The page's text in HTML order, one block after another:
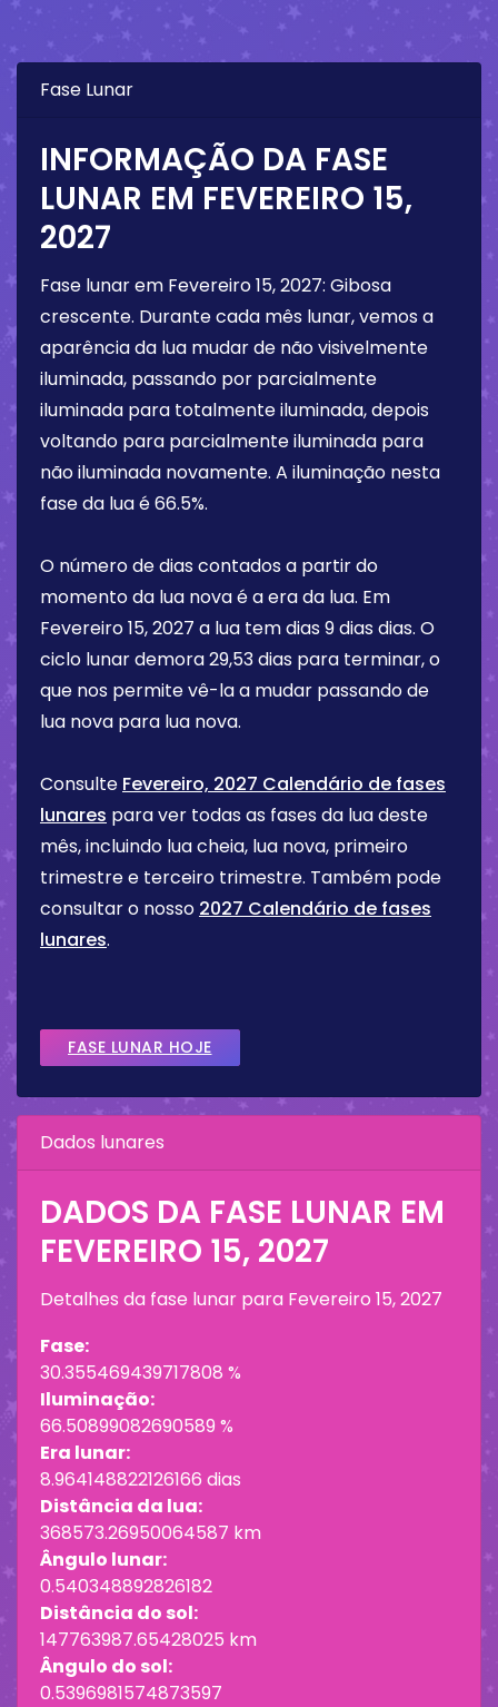
Fase Lunar
INFORMAÇÃO DA FASE
LUNAR EM FEVEREIRO 15,
2027
Fase lunar em Fevereiro 15, 2027: Gibosa
crescente. Durante cada mês lunar, vemos a
aparência da lua mudar de não visivelmente
iluminada, passando por parcialmente
iluminada para totalmente iluminada, depois
voltando para parcialmente iluminada para
não iluminada novamente. A iluminação nesta
fase da lua é66.5%.
O número de dias contados a partir do
momento da lua nova é a era da lua. Em
Fevereiro 15, 2027 a lua tem dias 9 dias dias. O
ciclo lunar demora 29,53 dias para terminar, o
que nos permite vê-la a mudar passando de
lua nova para lua nova.
Consulte Fevereiro, 2027 Calendário de fases
lunares para ver todas as fases da lua deste
mês, incluindo lua cheia, lua nova, primeiro
trimestre e terceiro trimestre. Também pode
consultar o nosso 2027 Calendário de fases
lunares.
FASE LUNAR HOJE
Dados lunares
DADOS DA FASE LUNAR EM
FEVEREIRO 15, 2027
Detalhes da fase lunar para Fevereiro 15, 2027
Fase:
30.355469439717808 %
Iluminação:
66.50899082690589 %
Era lunar:
8.964148822126166 dias
Distância da lua:
368573.26950064587 km
Ângulo lunar:
0.540348892826182
Distância do sol:
147763987.65428025 km
Ângulo do sol:
0.5396981574873597